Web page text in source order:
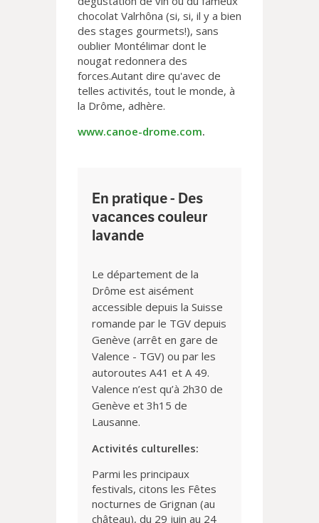
chocolat Valrhôna (si, si, il y a bien
des stages gourmets!), sans
oublier Montélimar dont le
nougat redonnera des
forces.Autant dire qu'avec de
telles activités, tout le monde, à
la Drôme, adhère.
www.canoe-drome.com.
En pratique - Des
vacances couleur
lavande
Le département de la
Drôme est aisément
accessible depuis la Suisse
romande par le TGV depuis
Genève (arrêt en gare de
Valence - TGV) ou par les
autoroutes A41 et A 49.
Valence n’est qu’à 2h30 de
Genève et 3h15 de
Lausanne.
Activités culturelles:
Parmi les principaux
festivals, citons les Fêtes
nocturnes de Grignan (au
château), du 29 juin au 24